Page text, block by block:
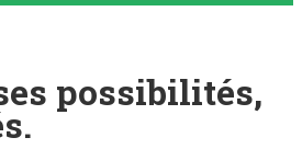
possibilités,